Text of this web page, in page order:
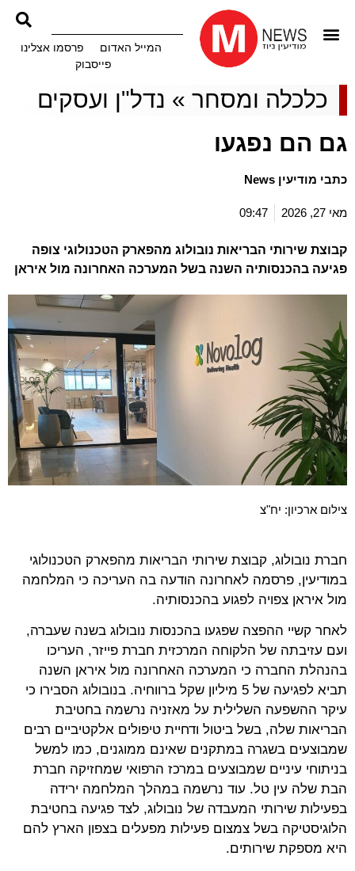
המייל האדום
פרסמו אצלינו
פייסבוק
כלכלה ומסחר» נדל"ן ועסקים
גם הם נפגעו
כתבי מודיעין News
מאי 27, 2026 09:47
קבוצת שירותי הבריאות נובולוג מהפארק הטכנולוגי צופה
פגיעה בהכנסותיה השנה בשל המערכה האחרונה מול איראן
צילום ארכיון: יח"צ
חברת נובולוג, קבוצת שירותי הבריאות מהפארק הטכנולוגי
במודיעין, פרסמה לאחרונה הודעה בה העריכה כי המלחמה
מול איראן צפויה לפגוע בהכנסותיה.
לאחר קשיי ההפצה שפגעו בהכנסות נובולוג בשנה שעברה,
ועם עזיבתה של הלקוחה המרכזית חברת פייזר, העריכו
בהנהלת החברה כי המערכה האחרונה מול איראן השנה
תביא לפגיעה של 5 מיליון שקל ברווחיה. בנובולוג הסבירו כי
עיקר ההשפעה השלילית על מאזניה נרשמה בחטיבת
הבריאות שלה, בשל ביטול ודחיית טיפולים אלקטיביים רבים
שמבוצעים בשגרה במתקנים שאינם ממוגנים, כמו למשל
בניתוחי עיניים שמבוצעים במרכז הרפואי שמחזיקה חברת
הבת שלה עין טל. עוד נרשמה במהלך המלחמה ירידה
בפעילות שירותי המעבדה של נובולוג, לצד פגיעה בחטיבת
הלוגיסטיקה בשל צמצום פעילות מפעלים בצפון הארץ להם
היא מספקת שירותים.